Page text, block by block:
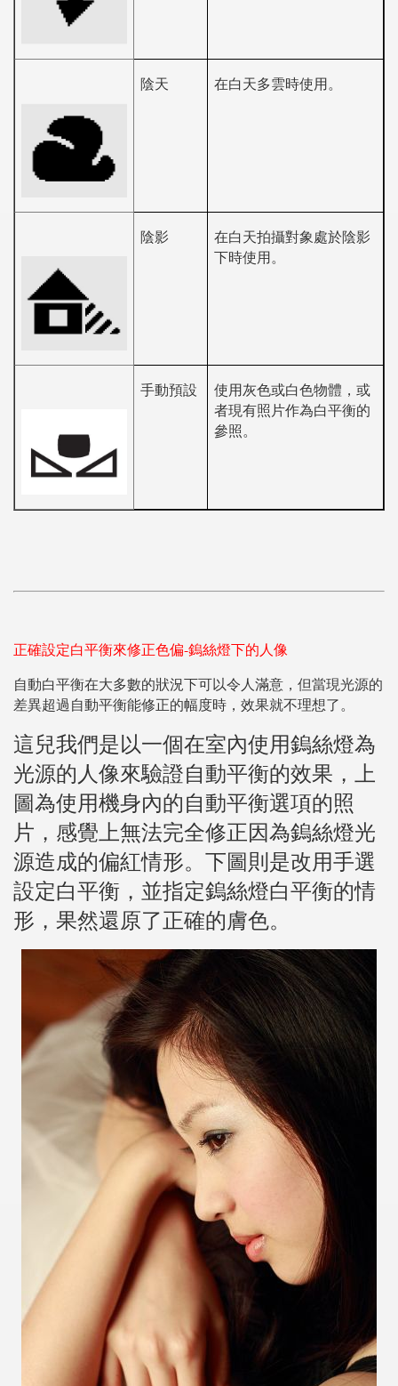
陰天 在白天多雲時使用。
陰影
在白天拍攝對象處於陰影
下時使用。
手動預設
使用灰色或白色物體，或
者現有照片作為白平衡的
參照。
正確設定白平衡來修正色偏-鎢絲燈下的人像
自動白平衡在大多數的狀況下可以令人滿意，但當現光源的
差異超過自動平衡能修正的幅度時，效果就不理想了。
這兒我們是以一個在室內使用鎢絲燈為
光源的人像來驗證自動平衡的效果，上
圖為使用機身內的自動平衡選項的照
片，感覺上無法完全修正因為鎢絲燈光
源造成的偏紅情形。下圖則是改用手選
設定白平衡，並指定鎢絲燈白平衡的情
形，果然還原了正確的膚色。